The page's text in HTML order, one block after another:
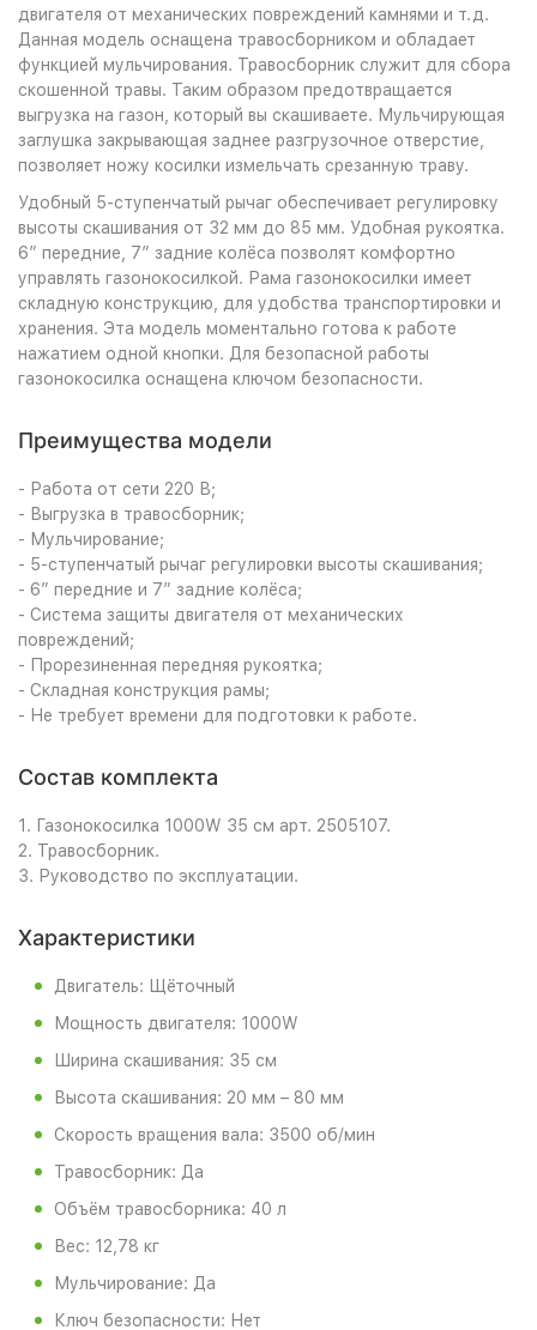
двигателя от механических повреждений камнями и т.д.
Данная модель оснащена травосборником и обладает
функцией мульчирования. Травосборник служит для сбора
скошенной травы. Таким образом предотвращается
выгрузка на газон, который вы скашиваете. Мульчирующая
заглушка закрывающая заднее разгрузочное отверстие,
позволяет ножу косилки измельчать срезанную траву.
Удобный 5-ступенчатый рычаг обеспечивает регулировку
высоты скашивания от 32 мм до 85 мм. Удобная рукоятка.
6” передние, 7” задние колёса позволят комфортно
управлять газонокосилкой. Рама газонокосилки имеет
складную конструкцию, для удобства транспортировки и
хранения. Эта модель моментально готова к работе
нажатием одной кнопки. Для безопасной работы
газонокосилка оснащена ключом безопасности.
Преимущества модели
- Работа от сети 220 В;
- Выгрузка в травосборник;
- Мульчирование;
- 5-ступенчатый рычаг регулировки высоты скашивания;
- 6” передние и 7” задние колёса;
- Система защиты двигателя от механических
повреждений;
- Прорезиненная передняя рукоятка;
- Складная конструкция рамы;
- Не требует времени для подготовки к работе.
Состав комплекта
1. Газонокосилка 1000W 35 см арт. 2505107.
2. Травосборник.
3. Руководство по эксплуатации.
Характеристики
Двигатель: Щёточный
Мощность двигателя: 1000W
Ширина скашивания: 35 см
Высота скашивания: 20 мм – 80 мм
Скорость вращения вала: 3500 об/мин
Травосборник: Да
Объём травосборника: 40 л
Вес: 12,78 кг
Мульчирование: Да
Ключ безопасности: Нет